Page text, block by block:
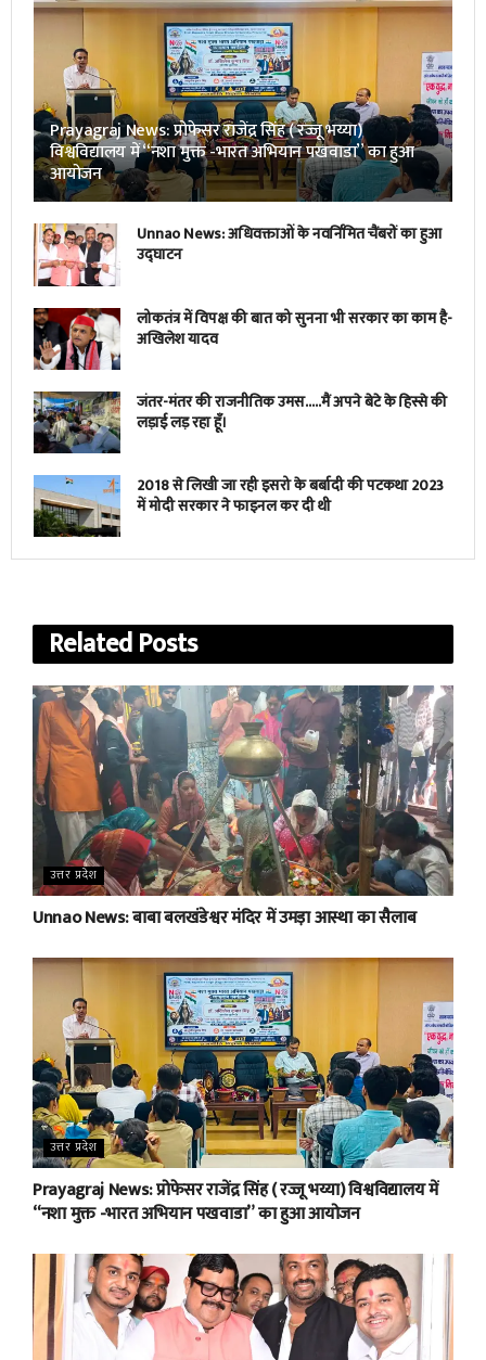
Prayagraj News: प्रोफेसर राजेंद्र सिंह ( रज्जू भय्या)
विश्वविद्यालय में “नशा मुक्त -भारत अभियान पखवाडा” का हुआ
आयोजन
Unnao News: अधिवक्ताओं के नवर्निमित चैंबरों का हुआ
उद्घाटन
लोकतंत्र में विपक्ष की बात को सुनना भी सरकार का काम है-
अखिलेश यादव
जंतर-मंतर की राजनीतिक उमस…..मैं अपने बेटे के हिस्से की
लड़ाई लड़ रहा हूँ।
2018 से लिखी जा रही इसरो के बर्बादी की पटकथा 2023
में मोदी सरकार ने फाइनल कर दी थी
RelatedPosts
उत्तर प्रदेश
Unnao News: बाबा बलखंडेश्वर मंदिर में उमड़ा आस्था का सैलाब
उत्तर प्रदेश
Prayagraj News: प्रोफेसर राजेंद्र सिंह ( रज्जू भय्या) विश्वविद्यालय में
“नशा मुक्त -भारत अभियान पखवाडा” का हुआ आयोजन